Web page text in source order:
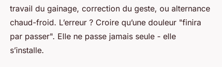
travail du gainage, correction du geste, ou alternance
chaud-froid. L’erreur ? Croire qu’une douleur "finira
par passer". Elle ne passe jamais seule - elle
s’installe.